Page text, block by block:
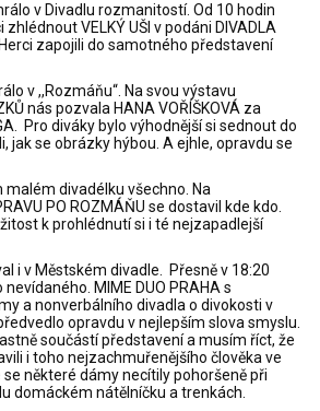
v Divadlu rozmanitostí. Od 10 hodin
VELKÝ UŠI v podáni DIVADLA
Herci zapojili do samotného představení
v ,,Rozmáňu“. Na svou výstavu
nás pozvala HANA VOŘÍŠKOVÁ za
Pro diváky bylo výhodnější si sednout do
jak se obrázky hýbou. A ejhle, opravdu se
malém divadélku všechno. Na
PO ROZMÁŇU se dostavil kde kdo.
k prohlédnutí si i té nejzapadlejší
i v Městském divadle. Přesně v 18:20
MIME DUO PRAHA s
a nonverbálního divadla o divokosti v
opravdu v nejlepším slova smyslu.
součástí představení a musím říct, že
i toho nejzachmuřenějšího člověka ve
některé dámy necítily pohoršeně při
domáckém nátělníčku a trenkách.